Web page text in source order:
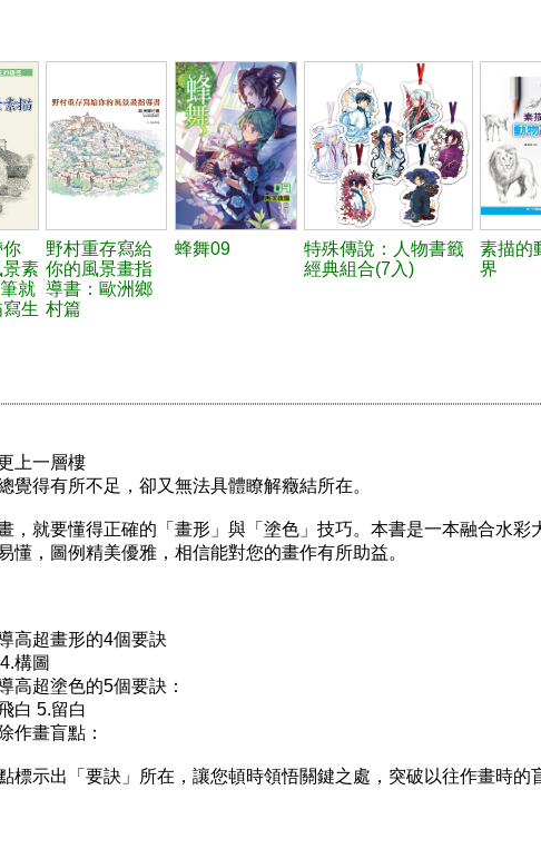
你
素
就
生
野村重存寫給
你的風景畫指
導書：歐洲鄉
村篇
蜂舞09
特殊傳說：人物書籤
經典組合(7入)
素描的
界
上一層樓
覺得有所不足，卻又無法具體瞭解癥結所在。
就要懂得正確的「畫形」與「塗色」技巧。本書是一本融合水彩
懂，圖例精美優雅，相信能對您的畫作有所助益。
高超畫形的4個要訣
構圖
高超塗色的5個要訣：
白 5.留白
作畫盲點：
標示出「要訣」所在，讓您頓時領悟關鍵之處，突破以往作畫時的